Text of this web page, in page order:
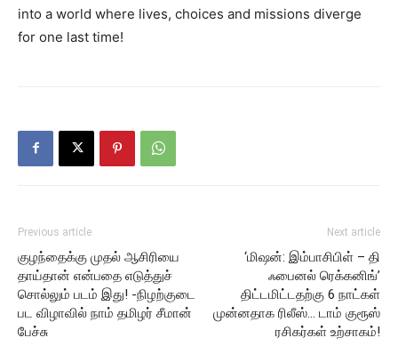
into a world where lives, choices and missions diverge
for one last time!
Previous article
குழந்தைக்கு முதல் ஆசிரியை
தாய்தான் என்பதை எடுத்துச்
சொல்லும் படம் இது! -நிழற்குடை
பட விழாவில் நாம் தமிழர் சீமான்
பேச்சு
Next article
‘மிஷன்: இம்பாசிபிள் – தி
ஃபைனல் ரெக்கனிங்’
திட்டமிட்டதற்கு 6 நாட்கள்
முன்னதாக ரிலீஸ்… டாம் குரூஸ்
ரசிகர்கள் உற்சாகம்!